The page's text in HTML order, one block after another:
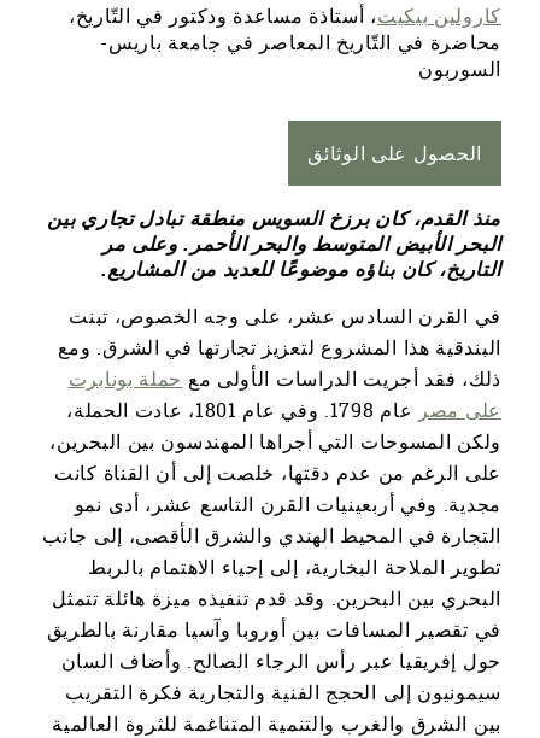
كارولين بيكيت، أستاذة مساعدة ودكتور في التّاريخ،
محاضرة في التّاريخ المعاصر في جامعة باريس-
السوربون
الحصول على الوثائق
منذ القدم، كان برزخ السويس منطقة تبادل تجاري بين
البحر الأبيض المتوسط ​​والبحر الأحمر. وعلى مر
التاريخ، كان بناؤه موضوعًا للعديد من المشاريع.
في القرن السادس عشر، على وجه الخصوص، تبنت
البندقية هذا المشروع لتعزيز تجارتها في الشرق. ومع
ذلك، فقد أجريت الدراسات الأولى مع حملة بونابرت
على مصر
عام 1798. وفي عام 1801، عادت الحملة،
ولكن المسوحات التي أجراها المهندسون بين البحرين،
على الرغم من عدم دقتها، خلصت إلى أن القناة كانت
مجدية. وفي أربعينيات القرن التاسع عشر، أدى نمو
التجارة في المحيط الهندي والشرق الأقصى، إلى جانب
تطوير الملاحة البخارية، إلى إحياء الاهتمام بالربط
البحري بين البحرين. وقد قدم تنفيذه ميزة هائلة تتمثل
في تقصير المسافات بين أوروبا وآسيا مقارنة بالطريق
حول إفريقيا عبر رأس الرجاء الصالح. وأضاف السان
سيمونيون إلى الحجج الفنية والتجارية فكرة التقريب
بين الشرق والغرب والتنمية المتناغمة للثروة العالمية